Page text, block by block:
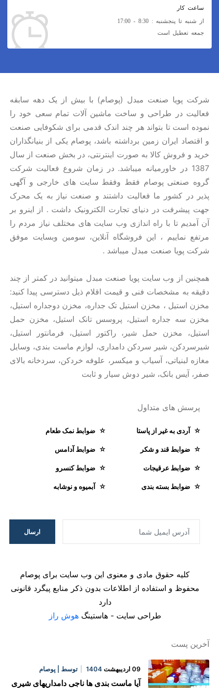
ساعت کار
از شنبه تا پنجشنبه : 8:30 - 17:00
جمعه تعطیل است
شرکت پویا صنعت مبدل (پوصام) با بیش از یک دهه سابقه
فعالیت در طراحی و ساخت ماشین آلات تمام سعی خود را
نموده است تا بتواند هر چند اندک قدمی برای شکوفایی صنعت
و اقتصاد ایران زمین برداشته باشد، پوصام یکی از بنیانگذاران
خرید و فروش کالا به صورت اینترنتی، در بخش صنعت از سال
1387 در خاورمیانه میباشد. در زمان شروع فعالیت شرکت
گروه صنعتی پوصام فقط وفقط سایت های خارجی و آگهی
پذیر در کشور ما فعالیت داشتند و صنعت نیاز به یک محرک
جهت پیشرفت در دنیای تجارت الکترونیک داشت . از اینرو بر
آن آمدیم تا با راه اندازی وب سایت های مختلف نیاز مردم را
مرتفع نماییم ، این فروشگاه آنلاین، سومین وبسایت موفق
شرکت پویا صنعت مبدل میباشد .
همچنین از وب سایت پویا صنعت مبدل میتوانید در کمتر از چند
دقیقه به مشخصات فنی و قیمت اقلام ذیل دسترسی پیدا کنید:
مخزن استیل ، مخزن استیل تک جداره، مخزن دوجداره استیل،
مخزن سه جداره استیل، پروسس تانک استیل، مخزن حمل
استیل، مخزن حمل شیر، راکتور استیل، فرمانتور استیل،
شیرسردکن، شیر سردکن دامداری، لوازم ماست بندی، وسایل
مغازه لبنیاتی، آسیاب و میکسر، علوفه خردکن، سردخانه بالای
صفر، آیس بانک، شیر دوش سیار و ثابت
پرسش های متداول
ضوابط نمک طعام آردی به غیر از پاستا
ضوابط آدامس ضوابط قند و شکر
ضوابط کنسرو ضوابط عرقیجات
آبمیوه و نوشابه ضوابط بسته بندی
ارسال
کلیه حقوق مادی و معنوی این وب سایت برای پوصام
محفوظ و استفاده از اطلاعات بدون ذکر منابع پیگرد قانونی
دارد
طراحی سایت - هاستینگهوش راز
آخرین پست
09 اردیبهشت 1404 توسط | پوصام
آیا ماست بندی ها ناجی دامداریهای شیری